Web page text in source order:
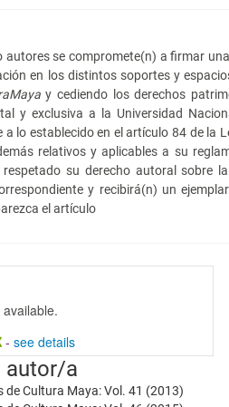
autores se compromete(n) a firmar
en los distintos soportes y
Mayay cediendo los derechos
y exclusiva a la Universidad
a lo establecido en el artículo 84 de la
relativos y aplicables a su
respetado su derecho autoral sobre
y recibirá(n) un
el artículo
- see details
autor/a
de Cultura Maya: Vol. 41 (2013)